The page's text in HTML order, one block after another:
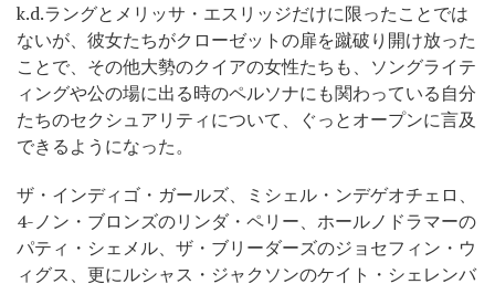
k.d.ラングとメリッサ・エスリッジだけに限ったことでは
ないが、彼女たちがクローゼットの扉を蹴破り開け放った
ことで、その他大勢のクイアの女性たちも、ソングライテ
ィングや公の場に出る時のペルソナにも関わっている自分
たちのセクシュアリティについて、ぐっとオープンに言及
できるようになった。
ザ・インディゴ・ガールズ、ミシェル・ンデゲオチェロ、
4-ノン・ブロンズのリンダ・ペリー、ホールノドラマーの
パティ・シェメル、ザ・ブリーダーズのジョセフィン・ウ
ィグス、更にルシャス・ジャクソンのケイト・シェレンバ